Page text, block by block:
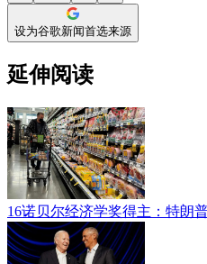
设为谷歌新闻首选来源
延伸阅读
16诺贝尔经济学奖得主：特朗